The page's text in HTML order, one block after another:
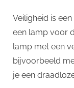
Veiligheid is
een lamp voor
lamp met een
bijvoorbeeld
je een